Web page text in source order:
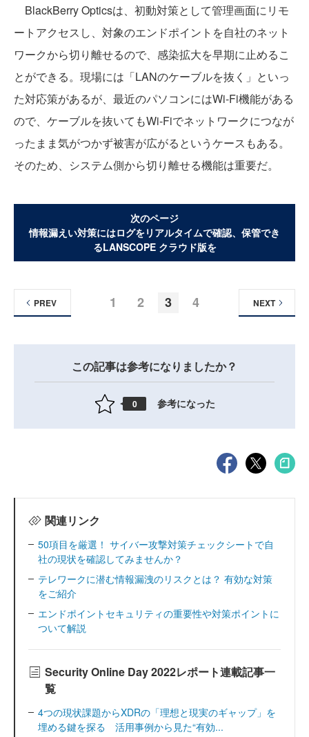
BlackBerry Opticsは、初動対策として管理画面にリモ
ートアクセスし、対象のエンドポイントを自社のネット
ワークから切り離せるので、感染拡大を早期に止めるこ
とができる。現場には「LANのケーブルを抜く」といっ
た対応策があるが、最近のパソコンにはWi-Fi機能がある
ので、ケーブルを抜いてもWi-Fiでネットワークにつなが
ったまま気がつかず被害が広がるというケースもある。
そのため、システム側から切り離せる機能は重要だ。
次のページ
情報漏えい対策にはログをリアルタイムで確認、保管でき
るLANSCOPE クラウド版を
1 2 3 4
PREV NEXT
この記事は参考になりましたか？
0 参考になった
関連リンク
50項目を厳選！ サイバー攻撃対策チェックシートで自
社の現状を確認してみませんか？
テレワークに潜む情報漏洩のリスクとは？ 有効な対策
をご紹介
エンドポイントセキュリティの重要性や対策ポイントに
ついて解説
Security Online Day 2022レポート連載記事一
覧
4つの現状課題からXDRの「理想と現実のギャップ」を
埋める鍵を探る 活用事例から見た“有効...